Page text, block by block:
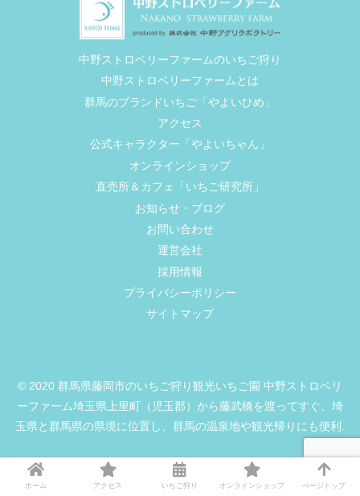
中野ストロベリーファームのいちご狩り
中野ストロベリーファームとは
群馬のブランドいちご「やよいひめ」
アクセス
公式キャラクター「やよいちゃん」
オンラインショップ
直売所＆カフェ「いちご研究所」
お知らせ・ブログ
お問い合わせ
運営会社
採用情報
プライバシーポリシー
サイトマップ
© 2020 群馬県藤岡市のいちご狩り観光いちご園 中野ストロベリ
ーファーム埼玉県上里町（児玉郡）から藤武橋を渡ってすぐ、埼
玉県と群馬県の県境に位置し、群馬の温泉地や観光帰りにも便利.
ホーム アクセス いちご狩り オンラインショップ ぺージトップ